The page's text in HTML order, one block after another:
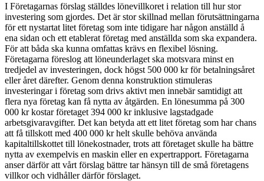
I Företagarnas förslag ställdes lönevillkoret i relation till hur stor
investering som gjordes. Det är stor skillnad mellan förutsättningarna
för ett nystartat litet företag som inte tidigare har någon anställd å
ena sidan och ett etablerat företag med anställda som ska expandera.
För att båda ska kunna omfattas krävs en flexibel lösning.
Företagarna föreslog att löneunderlaget ska motsvara minst en
tredjedel av investeringen, dock högst 500 000 kr för betalningsåret
eller året därefter. Genom denna konstruktion stimuleras
investeringar i företag som drivs aktivt men innebär samtidigt att
flera nya företag kan få nytta av åtgärden. En lönesumma på 300
000 kr kostar företaget 394 000 kr inklusive lagstadgade
arbetsgivaravgifter. Det kan betyda att ett litet företag som har chans
att få tillskott med 400 000 kr helt skulle behöva använda
kapitaltillskottet till lönekostnader, trots att företaget skulle ha bättre
nytta av exempelvis en maskin eller en expertrapport. Företagarna
anser därför att vårt förslag bättre tar hänsyn till de små företagens
villkor och vidhåller därför förslaget.